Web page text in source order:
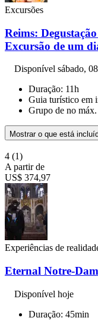
Excursões
Reims:
Excursão de um
Disponível sábado,
Duração: 11h
Guia turístico em
Grupo de no máx.
Mostrar o que está
4 (1)
A partir de
US$ 374,97
Experiências de
Eternal Notre-
Disponível hoje
Duração: 45min